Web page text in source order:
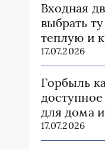
Входная
выбрать
теплую и
17.07.2026
Горбыль
для дома
17.07.2026